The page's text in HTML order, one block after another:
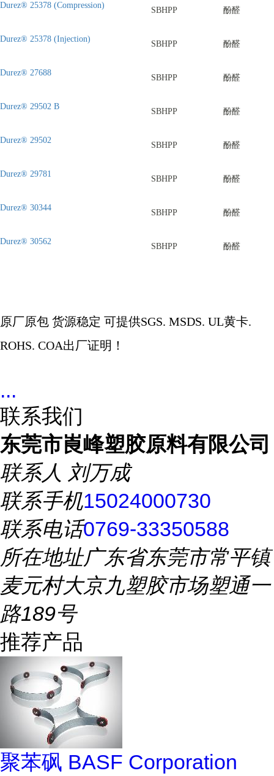
Durez® 25378 (Compression)
SBHPP 酚醛
Durez® 25378 (Injection)
SBHPP 酚醛
Durez® 27688
SBHPP 酚醛
Durez® 29502 B
SBHPP 酚醛
Durez® 29502
SBHPP 酚醛
Durez® 29781
SBHPP 酚醛
Durez® 30344
SBHPP 酚醛
Durez® 30562
SBHPP 酚醛
原厂原包 货源稳定 可提供SGS. MSDS. UL黄卡.
ROHS. COA出厂证明！
...
联系我们
东莞市崀峰塑胶原料有限公司
联系人 刘万成
联系手机15024000730
联系电话0769-33350588
所在地址广东省东莞市常平镇
麦元村大京九塑胶市场塑通一
路189号
推荐产品
聚苯砜 BASF Corporation